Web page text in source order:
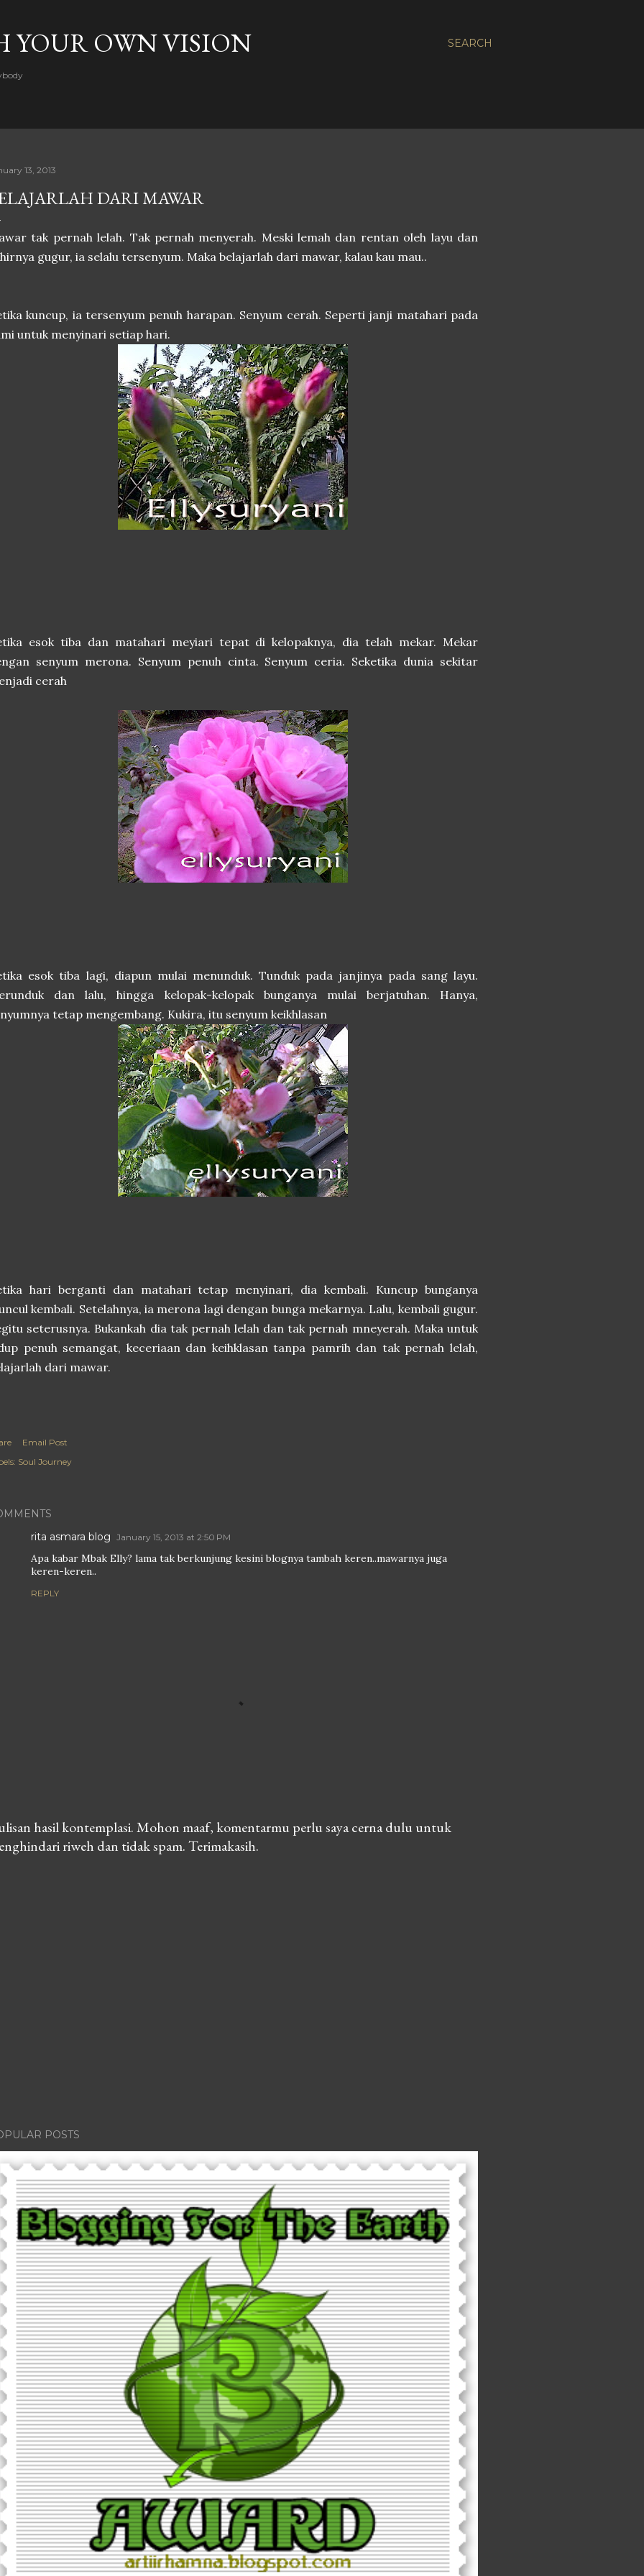
SEARCH
YOUR OWN VISION
13, 2013
DARI MAWAR
tak pernah lelah. Tak pernah menyerah. Meski lemah dan rentan oleh layu dan
gugur, ia selalu tersenyum. Maka belajarlah dari mawar, kalau kau mau..
kuncup, ia tersenyum penuh harapan. Senyum cerah. Seperti janji matahari pada
untuk menyinari setiap hari.
esok tiba dan matahari meyiari tepat di kelopaknya, dia telah mekar. Mekar
senyum merona. Senyum penuh cinta. Senyum ceria. Seketika dunia sekitar
cerah
esok tiba lagi, diapun mulai menunduk. Tunduk pada janjinya pada sang layu.
dan lalu, hingga kelopak-kelopak bunganya mulai berjatuhan. Hanya,
tetap mengembang. Kukira, itu senyum keikhlasan
hari berganti dan matahari tetap menyinari, dia kembali. Kuncup bunganya
kembali. Setelahnya, ia merona lagi dengan bunga mekarnya. Lalu, kembali gugur.
seterusnya. Bukankah dia tak pernah lelah dan tak pernah mneyerah. Maka untuk
penuh semangat, keceriaan dan keihklasan tanpa pamrih dan tak pernah lelah,
dari mawar.
Email Post
Soul Journey
rita asmara blog January 15, 2013 at 2:50 PM
Apa kabar Mbak Elly? lama tak berkunjung kesini blognya tambah keren..mawarnya juga
keren-keren..
REPLY
hasil kontemplasi. Mohon maaf, komentarmu perlu saya cerna dulu untuk
riweh dan tidak spam. Terimakasih.
POSTS